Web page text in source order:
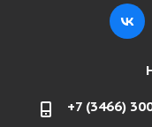
+7 (3466)